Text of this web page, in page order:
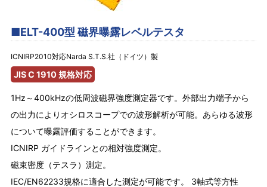
■ELT-400型 磁界曝露レベルテスタ
ICNIRP2010対応Narda S.T.S.社（ドイツ）製
JIS C 1910 規格対応
1Hz～400kHzの低周波磁界強度測定器です。外部出力端子から
の出力によりオシロスコープでの波形解析が可能。あらゆる波形
について曝露評価することができます。
ICNIRP ガイドラインとの相対強度測定。
磁束密度（テスラ）測定。
IEC/EN62233規格に適合した測定が可能です。 3軸式等方性